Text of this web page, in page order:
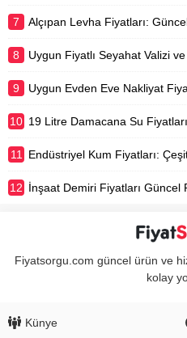
7 Alçıpan Levha Fiyatları:
8 Uygun Fiyatlı Seyahat Valizi
9 Uygun Evden Eve Nakliyat
10 19 Litre Damacana Su
11 Endüstriyel Kum Fiyatları:
12 İnşaat Demiri Fiyatları Güncel
Fiyatsorgu.com güncel ürün ve
kolay
Künye